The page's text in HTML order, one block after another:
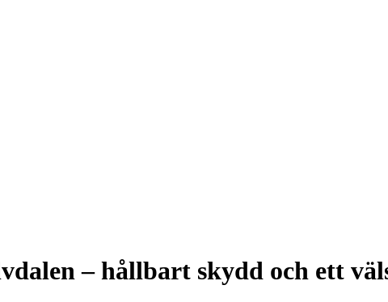
– hållbart skydd och ett